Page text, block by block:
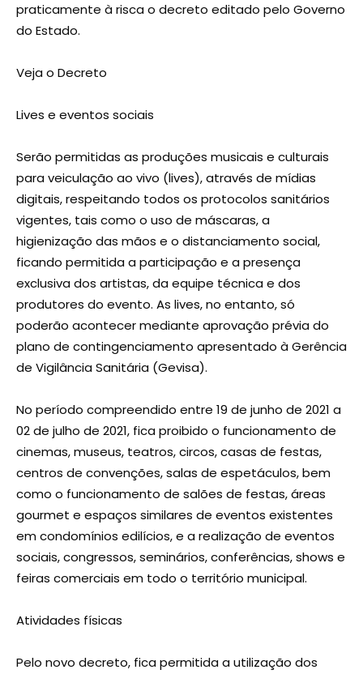
praticamente à risca o decreto editado pelo Governo
do Estado.
Veja o Decreto
Lives e eventos sociais
Serão permitidas as produções musicais e culturais
para veiculação ao vivo (lives), através de mídias
digitais, respeitando todos os protocolos sanitários
vigentes, tais como o uso de máscaras, a
higienização das mãos e o distanciamento social,
ficando permitida a participação e a presença
exclusiva dos artistas, da equipe técnica e dos
produtores do evento. As lives, no entanto, só
poderão acontecer mediante aprovação prévia do
plano de contingenciamento apresentado à Gerência
de Vigilância Sanitária (Gevisa).
No período compreendido entre 19 de junho de 2021 a
02 de julho de 2021, fica proibido o funcionamento de
cinemas, museus, teatros, circos, casas de festas,
centros de convenções, salas de espetáculos, bem
como o funcionamento de salões de festas, áreas
gourmet e espaços similares de eventos existentes
em condomínios edilícios, e a realização de eventos
sociais, congressos, seminários, conferências, shows e
feiras comerciais em todo o território municipal.
Atividades físicas
Pelo novo decreto, fica permitida a utilização dos